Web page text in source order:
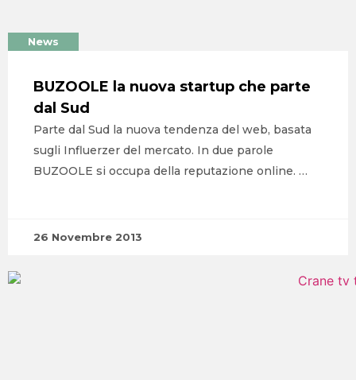
News
BUZOOLE la nuova startup che parte
dal Sud
Parte dal Sud la nuova tendenza del web, basata
sugli Influerzer del mercato. In due parole
BUZOOLE si occupa della reputazione online. …
26 Novembre 2013
HOME
AGENZIA
SERVIZI
PORTFOLIO
CONTATTI